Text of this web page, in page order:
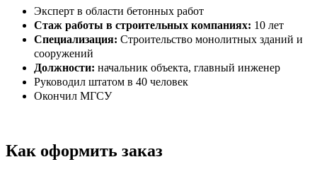
Эксперт в области бетонных работ
Стаж работы в строительных компаниях: 10 лет
Специализация: Строительство монолитных зданий и
сооружений
Должности: начальник объекта, главный инженер
Руководил штатом в 40 человек
Окончил МГСУ
Как оформить заказ